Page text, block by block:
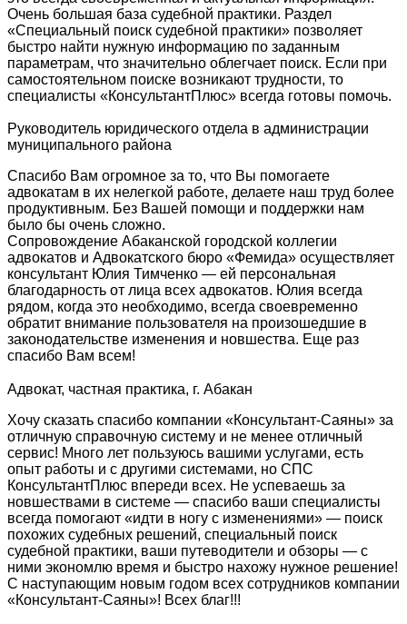
Очень большая база судебной практики. Раздел
«Специальный поиск судебной практики» позволяет
быстро найти нужную информацию по заданным
параметрам, что значительно облегчает поиск. Если при
самостоятельном поиске возникают трудности, то
специалисты «КонсультантПлюс» всегда готовы помочь.
Руководитель юридического отдела в администрации
муниципального района
Спасибо Вам огромное за то, что Вы помогаете
адвокатам в их нелегкой работе, делаете наш труд более
продуктивным. Без Вашей помощи и поддержки нам
было бы очень сложно.
Сопровождение Абаканской городской коллегии
адвокатов и Адвокатского бюро «Фемида» осуществляет
консультант Юлия Тимченко — ей персональная
благодарность от лица всех адвокатов. Юлия всегда
рядом, когда это необходимо, всегда своевременно
обратит внимание пользователя на произошедшие в
законодательстве изменения и новшества. Еще раз
спасибо Вам всем!
Адвокат, частная практика, г. Абакан
Хочу сказать спасибо компании «Консультант-Саяны» за
отличную справочную систему и не менее отличный
сервис! Много лет пользуюсь вашими услугами, есть
опыт работы и с другими системами, но СПС
КонсультантПлюс впереди всех. Не успеваешь за
новшествами в системе — спасибо ваши специалисты
всегда помогают «идти в ногу с изменениями» — поиск
похожих судебных решений, специальный поиск
судебной практики, ваши путеводители и обзоры — с
ними экономлю время и быстро нахожу нужное решение!
С наступающим новым годом всех сотрудников компании
«Консультант-Саяны»! Всех благ!!!